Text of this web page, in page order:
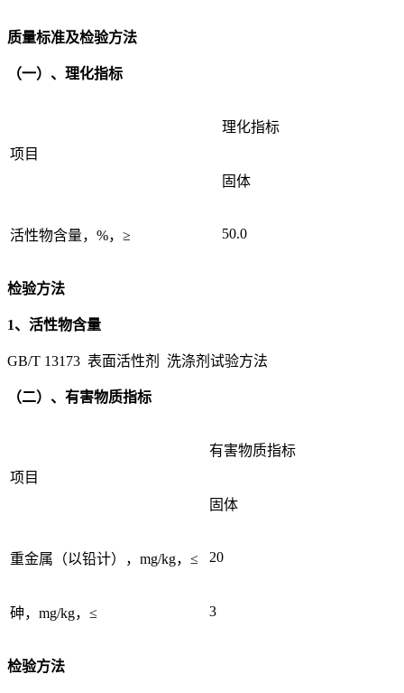
质量标准及检验方法
（一）、理化指标
项目
理化指标
固体
活性物含量，%，≥ 50.0
检验方法
1、活性物含量
GB/T 13173 表面活性剂 洗涤剂试验方法
（二）、有害物质指标
项目
有害物质指标
固体
重金属（以铅计），mg/kg，≤ 20
砷，mg/kg，≤ 3
检验方法